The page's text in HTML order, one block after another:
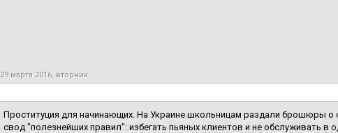
29 марта 2016, вторник
Проституция для начинающих. На Украине школьницам раздали брошюры о
свод "полезнейших правил": избегать пьяных клиентов и не обслуживать в